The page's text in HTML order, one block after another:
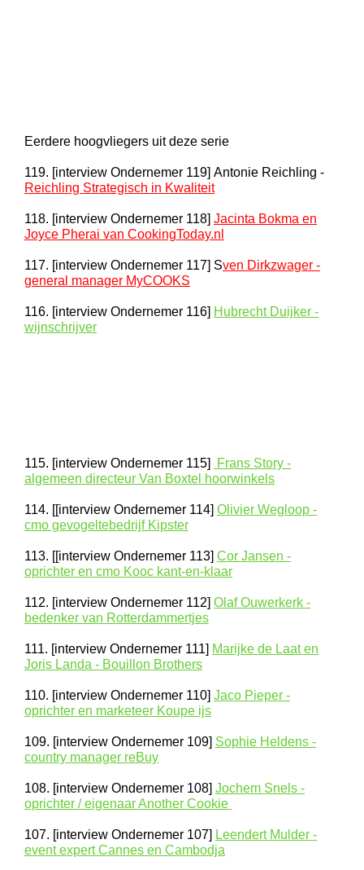
Eerdere hoogvliegers uit deze serie
119. [interview Ondernemer 119] Antonie Reichling -
Reichling Strategisch in Kwaliteit
118. [interview Ondernemer 118] Jacinta Bokma en
Joyce Pherai van CookingToday.nl
117. [interview Ondernemer 117] Sven Dirkzwager -
general manager MyCOOKS
116. [interview Ondernemer 116] Hubrecht Duijker -
wijnschrijver
115. [interview Ondernemer 115]
Frans Story -
algemeen directeur Van Boxtel hoorwinkels
114. [[interview Ondernemer 114] Olivier Wegloop -
cmo gevogeltebedrijf Kipster
113. [[interview Ondernemer 113] Cor Jansen -
oprichter en cmo Kooc kant-en-klaar
112. [interview Ondernemer 112] Olaf Ouwerkerk -
bedenker van Rotterdammertjes
111. [interview Ondernemer 111] Marijke de Laat en
Joris Landa - Bouillon Brothers
110. [interview Ondernemer 110] Jaco Pieper -
oprichter en marketeer Koupe ijs
109. [interview Ondernemer 109] Sophie Heldens -
country manager reBuy
108. [interview Ondernemer 108] Jochem Snels -
oprichter / eigenaar Another Cookie
107. [interview Ondernemer 107] Leendert Mulder -
event expert Cannes en Cambodja